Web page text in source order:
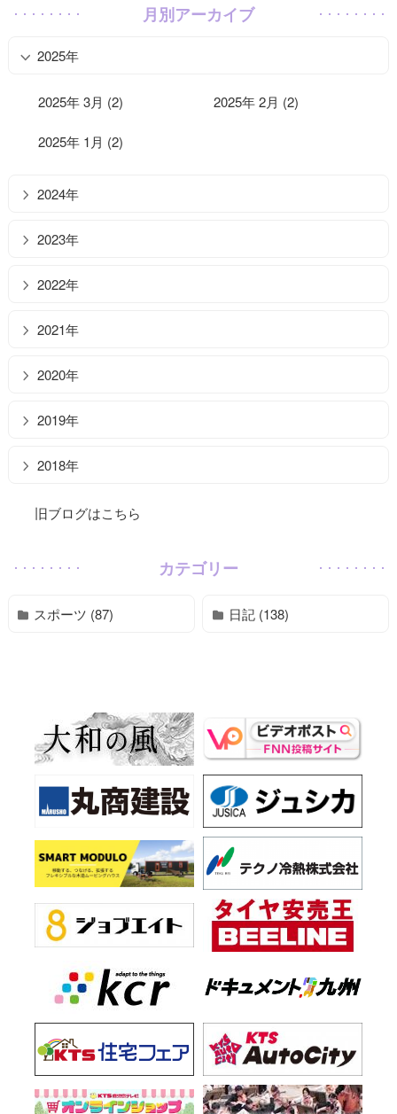
月別アーカイブ
2025年
2025年 3月 (2) 2025年 2月 (2)
2025年 1月 (2)
2024年
2023年
2022年
2021年
2020年
2019年
2018年
旧ブログはこちら
カテゴリー
スポーツ (87) 日記 (138)